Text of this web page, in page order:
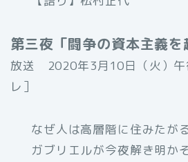
第三夜「闘争の資本主義を
放送 2020年3月10日（火）午
レ］
なぜ人は高層階に住みたが
ガブリエルが今夜解き明か